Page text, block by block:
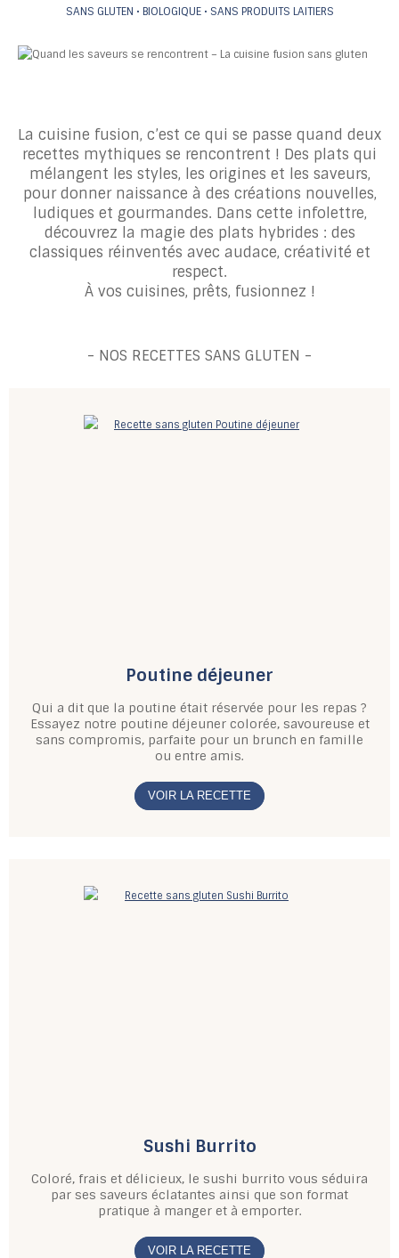
SANS GLUTEN • BIOLOGIQUE • SANS PRODUITS LAITIERS
La cuisine fusion, c’est ce qui se passe quand deux
recettes mythiques se rencontrent ! Des plats qui
mélangent les styles, les origines et les saveurs,
pour donner naissance à des créations nouvelles,
ludiques et gourmandes. Dans cette infolettre,
découvrez la magie des plats hybrides : des
classiques réinventés avec audace, créativité et
respect.
À vos cuisines, prêts, fusionnez !
- NOS RECETTES SANS GLUTEN -
Poutine déjeuner
Qui a dit que la poutine était réservée pour les repas ?
Essayez notre poutine déjeuner colorée, savoureuse et
sans compromis, parfaite pour un brunch en famille
ou entre amis.
VOIR LA RECETTE
Sushi Burrito
Coloré, frais et délicieux, le sushi burrito vous séduira
par ses saveurs éclatantes ainsi que son format
pratique à manger et à emporter.
VOIR LA RECETTE